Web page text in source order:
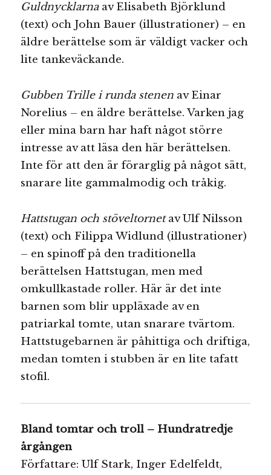
Guldnycklarnaav Elisabeth Björklund
(text) och John Bauer (illustrationer) – en
äldre berättelse som är väldigt vacker och
lite tankeväckande.
Gubben Trille i runda stenen av Einar
Norelius – en äldre berättelse. Varken jag
eller mina barn har haft något större
intresse av att läsa den här berättelsen.
Inte för att den är förarglig på något sätt,
snarare lite gammalmodig och tråkig.
Hattstugan och stöveltornetav Ulf Nilsson
(text) och Filippa Widlund (illustrationer)
– en spinoff på den traditionella
berättelsen Hattstugan, men med
omkullkastade roller. Här är det inte
barnen som blir uppläxade av en
patriarkal tomte, utan snarare tvärtom.
Hattstugebarnen är påhittiga och driftiga,
medan tomten i stubben är en lite tafatt
stofil.
Bland tomtar och troll – Hundratredje
årgången
Författare: Ulf Stark, Inger Edelfeldt,